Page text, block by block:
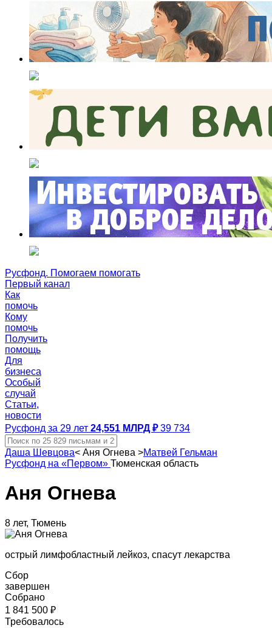
Русфонд. Помогаем помогать
Первый канал
Как
помочь
Кому
помочь
Получить
помощь
Для
бизнеса
Особый
случай
Статьи,
новости
Русфонд за 29 лет 24,551 МЛРД ₽ 39 734
Даша Шевцова< Аня Огнева >Матвей Гельман
Русфонд на «Первом» Тюменская область
Аня Огнева
8 лет, Тюмень
острый лимфобластный лейкоз, спасут лекарства
Сбор
завершен
Собрано
1 841 500 ₽
Требовалось